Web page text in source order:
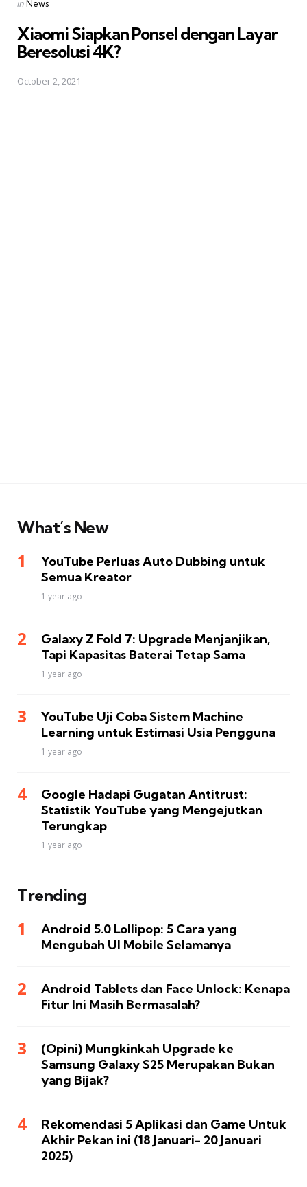
Posted
in News
Xiaomi Siapkan Ponsel dengan Layar
Beresolusi 4K?
October 2, 2021
What’s New
YouTube Perluas Auto Dubbing untuk
Semua Kreator
1 year ago
Galaxy Z Fold 7: Upgrade Menjanjikan,
Tapi Kapasitas Baterai Tetap Sama
1 year ago
YouTube Uji Coba Sistem Machine
Learning untuk Estimasi Usia Pengguna
1 year ago
Google Hadapi Gugatan Antitrust:
Statistik YouTube yang Mengejutkan
Terungkap
1 year ago
Trending
Android 5.0 Lollipop: 5 Cara yang
Mengubah UI Mobile Selamanya
Android Tablets dan Face Unlock: Kenapa
Fitur Ini Masih Bermasalah?
(Opini) Mungkinkah Upgrade ke
Samsung Galaxy S25 Merupakan Bukan
yang Bijak?
Rekomendasi 5 Aplikasi dan Game Untuk
Akhir Pekan ini (18 Januari- 20 Januari
2025)